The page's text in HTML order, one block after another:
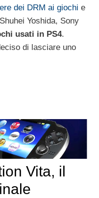
dei DRM ai giochi e
Yoshida, Sony
usati in PS4.
di lasciare uno
Vita, il